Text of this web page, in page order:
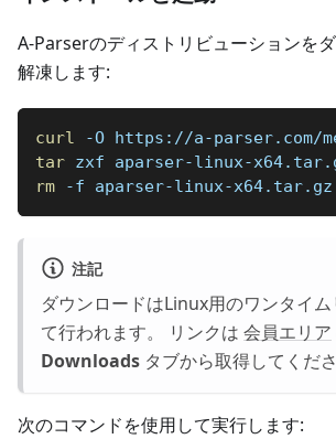
A-Parserのディストリビューションを
解凍します:
curl -O https://a-parser.com/
tar zxf aparser-linux-
rm -f aparser-linux-x64.tar.gz
注記
ダウンロードはLinux用のワンタイ
て行われます。 リンクは 会員エリア
Downloads タブから取得してくださ
次のコマンドを使用して実行します: